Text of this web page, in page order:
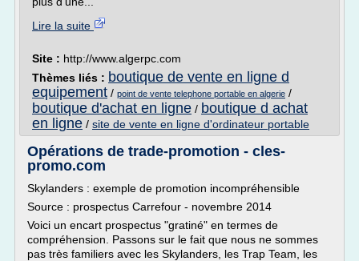
Lire la suite
Site : http://www.algerpc.com
Thèmes liés : boutique de vente en ligne d
equipement / point de vente telephone portable en algerie /
boutique d'achat en ligne / boutique d achat
en ligne / site de vente en ligne d'ordinateur portable
Opérations de trade-promotion - cles-
promo.com
Skylanders : exemple de promotion incompréhensible
Source : prospectus Carrefour - novembre 2014
Voici un encart prospectus "gratiné" en termes de
compréhension. Passons sur le fait que nous ne sommes
pas très familiers avec les Skylanders, les Trap Team, les